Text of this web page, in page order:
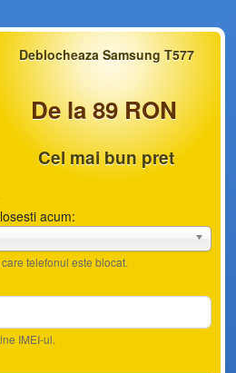
Deblocheaza Samsung T577
De la 89 RON
Cel mai bun pret
acum:
telefonul este blocat.
IMEI-ul.